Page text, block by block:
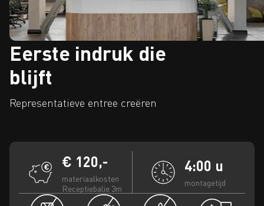
Eerste indruk die
blijft
Representatieve entree creëren
€ 120,-
materiaalkosten
Receptiebalie 3m
4:00 u
montagetijd